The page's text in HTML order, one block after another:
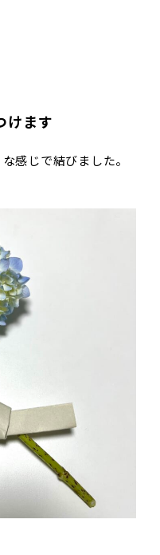
けます
感じで結びました。